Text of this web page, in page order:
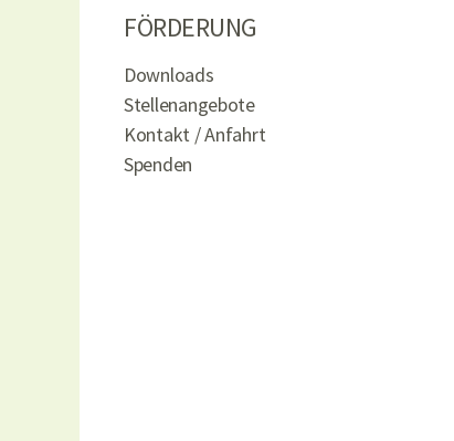
FÖRDERUNG
Downloads
Stellenangebote
Kontakt / Anfahrt
Spenden